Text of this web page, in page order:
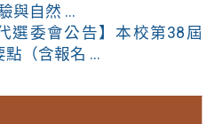
與自然 ...
選委會公告】本校第38屆
（含報名 ...